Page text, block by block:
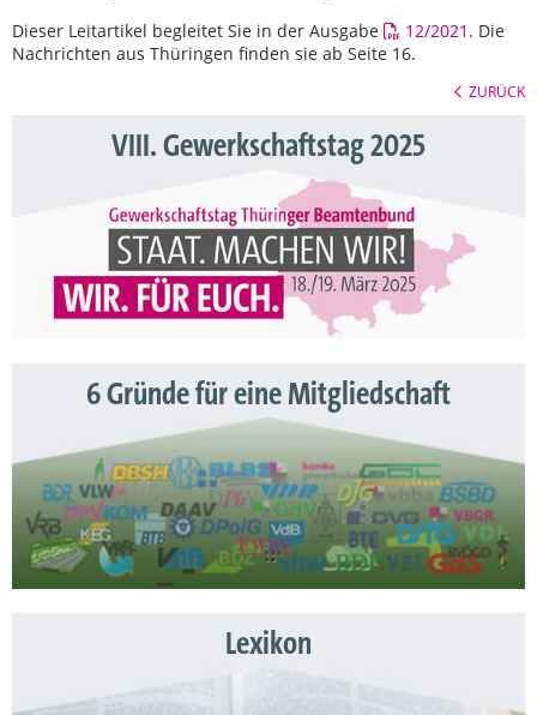
Dieser Leitartikel begleitet Sie in der Ausgabe
12/2021 . Die
Nachrichten aus Thüringen finden sie ab Seite 16.
ZURÜCK
VIII. Gewerkschaftstag 2025
6 Gründe für eine Mitgliedschaft
Lexikon